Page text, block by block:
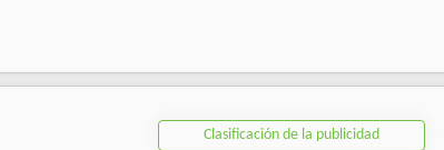
Clasificación de la publicidad